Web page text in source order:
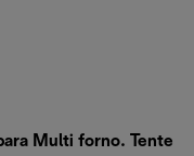
Multi forno. Tente